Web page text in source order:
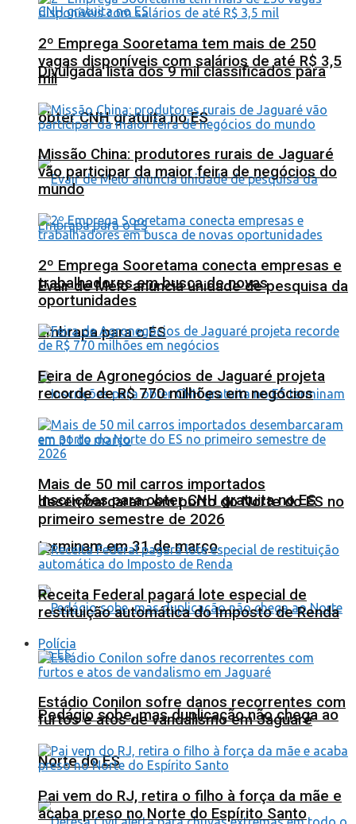
Divulgada lista dos 9 mil classificados para
obter CNH gratuita no ES
Evair de Melo anuncia unidade de pesquisa da
Embrapa para o ES
Inscrições para obter CNH gratuita no ES
terminam em 31 de março
Pedágio sobe, mas duplicação não chega ao
Norte do ES
2º Emprega Sooretama tem mais de 250
vagas disponíveis com salários de até R$ 3,5
mil
Missão China: produtores rurais de Jaguaré
vão participar da maior feira de negócios do
mundo
2º Emprega Sooretama conecta empresas e
trabalhadores em busca de novas
oportunidades
Feira de Agronegócios de Jaguaré projeta
recorde de R$ 770 milhões em negócios
Mais de 50 mil carros importados
desembarcaram em porto do Norte do ES no
primeiro semestre de 2026
Receita Federal pagará lote especial de
restituição automática do Imposto de Renda
Polícia
Estádio Conilon sofre danos recorrentes com
furtos e atos de vandalismo em Jaguaré
Pai vem do RJ, retira o filho à força da mãe e
acaba preso no Norte do Espírito Santo